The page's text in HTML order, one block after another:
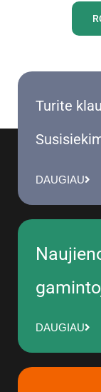
Turite
DAUGIAU
DAUGIAU